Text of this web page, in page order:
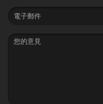
Email
address
Message